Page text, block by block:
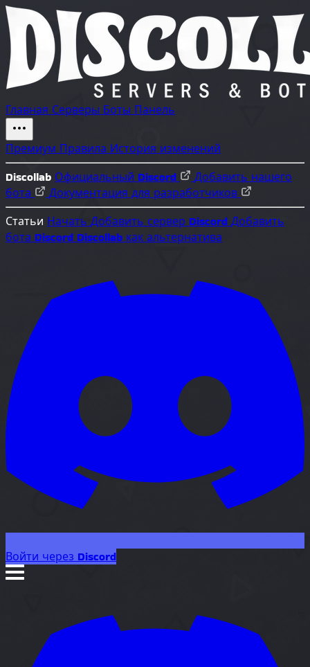
Главная Серверы Боты Панель
Премиум Правила История изменений
Discollab Официальный Discord
Добавить нашего
бота
Документация для разработчиков
Статьи Начать Добавить сервер Discord Добавить
бота Discord Discollab как альтернатива
Войти через Discord